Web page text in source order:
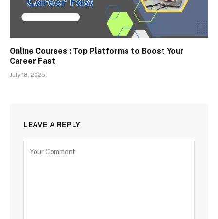
Online Courses : Top Platforms to Boost Your
Career Fast
July 18, 2025
LEAVE A REPLY